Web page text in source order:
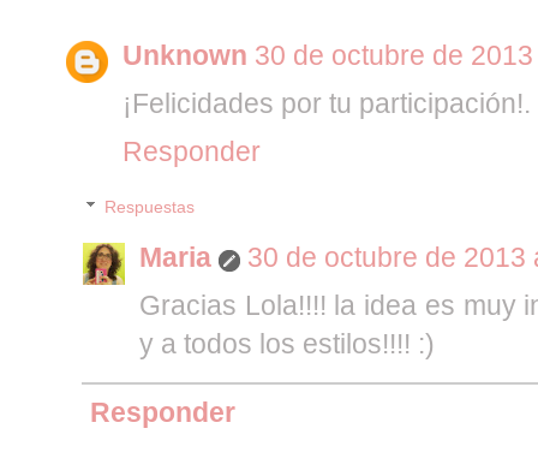
Unknown 30 de octubre de
¡Felicidades por tu
Responder
Respuestas
Maria
30 de octubre de 2013
Gracias Lola!!!! la idea es muy
y a todos los estilos!!!! :)
Responder